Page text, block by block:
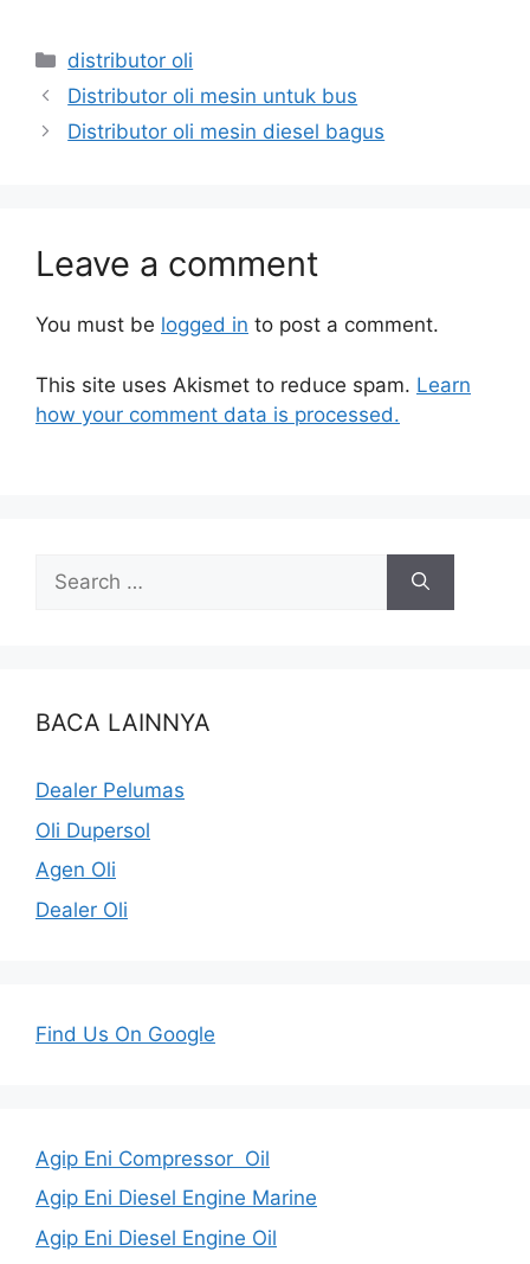
distributor oli
Distributor oli mesin untuk bus
Distributor oli mesin diesel bagus
Leave a comment
You must be logged in to post a comment.
This site uses Akismet to reduce spam. Learn
how your comment data is processed.
BACA LAINNYA
Dealer Pelumas
Oli Dupersol
Agen Oli
Dealer Oli
Find Us On Google
Agip Eni Compressor Oil
Agip Eni Diesel Engine Marine
Agip Eni Diesel Engine Oil